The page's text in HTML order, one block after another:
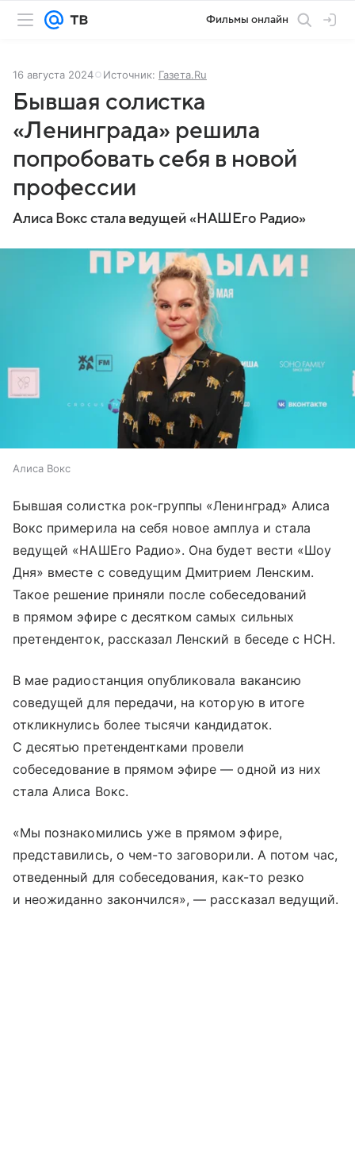
Фильмы онлайн
16 августа 2024 Источник: Газета.Ru
Бывшая солистка
«Ленинграда» решила
попробовать себя в новой
профессии
Алиса Вокс стала ведущей «НАШЕго Радио»
Алиса Вокс
Бывшая солистка рок-группы «Ленинград» Алиса
Вокс примерила на себя новое амплуа и стала
ведущей «НАШЕго Радио». Она будет вести «Шоу
Дня» вместе с соведущим Дмитрием Ленским.
Такое решение приняли после собеседований
в прямом эфире с десятком самых сильных
претенденток, рассказал Ленский в беседе с НСН.
В мае радиостанция опубликовала вакансию
соведущей для передачи, на которую в итоге
откликнулись более тысячи кандидаток.
С десятью претендентками провели
собеседование в прямом эфире — одной из них
стала Алиса Вокс.
«Мы познакомились уже в прямом эфире,
представились, о чем-то заговорили. А потом час,
отведенный для собеседования, как-то резко
и неожиданно закончился», — рассказал ведущий.